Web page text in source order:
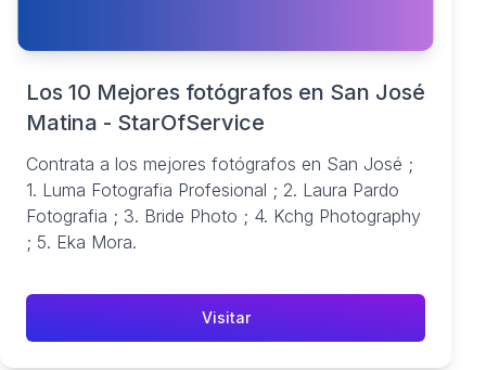
Los 10 Mejores fotógrafos en San José
Matina - StarOfService
Contrata a los mejores fotógrafos en San José ;
1. Luma Fotografia Profesional ; 2. Laura Pardo
Fotografia ; 3. Bride Photo ; 4. Kchg Photography
; 5. Eka Mora.
Visitar